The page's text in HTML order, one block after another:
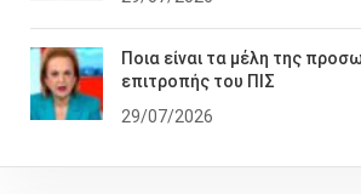
Ποια είναι τα μέλη της
επιτροπής του ΠΙΣ
29/07/2026